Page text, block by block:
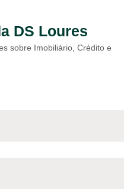
DS Loures
sobre Imobiliário, Crédito e